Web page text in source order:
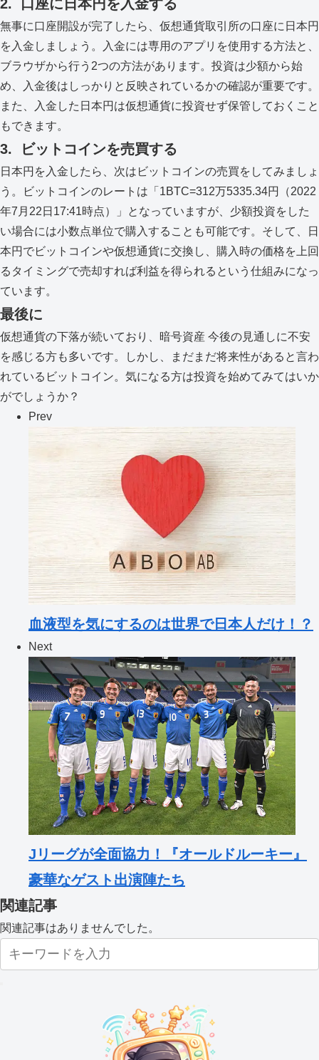
2. 口座に日本円を入金する
無事に口座開設が完了したら、仮想通貨取引所の口座に日本円
を入金しましょう。入金には専用のアプリを使用する方法と、
ブラウザから行う2つの方法があります。投資は少額から始
め、入金後はしっかりと反映されているかの確認が重要です。
また、入金した日本円は仮想通貨に投資せず保管しておくこと
もできます。
3. ビットコインを売買する
日本円を入金したら、次はビットコインの売買をしてみましょ
う。ビットコインのレートは「1BTC=312万5335.34円（2022
年7月22日17:41時点）」となっていますが、少額投資をした
い場合には小数点単位で購入することも可能です。そして、日
本円でビットコインや仮想通貨に交換し、購入時の価格を上回
るタイミングで売却すれば利益を得られるという仕組みになっ
ています。
最後に
仮想通貨の下落が続いており、暗号資産 今後の見通しに不安
を感じる方も多いです。しかし、まだまだ将来性があると言わ
れているビットコイン。気になる方は投資を始めてみてはいか
がでしょうか？
Prev
血液型を気にするのは世界で日本人だけ！？
Next
Jリーグが全面協力！『オールドルーキー』
豪華なゲスト出演陣たち
関連記事
関連記事はありませんでした。